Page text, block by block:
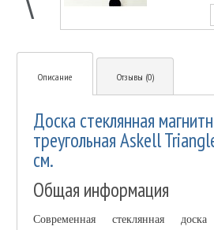
Описание Отзывы (0)
Доска стеклянная
треугольная Askell
см.
Общая информация
Современная стеклянная